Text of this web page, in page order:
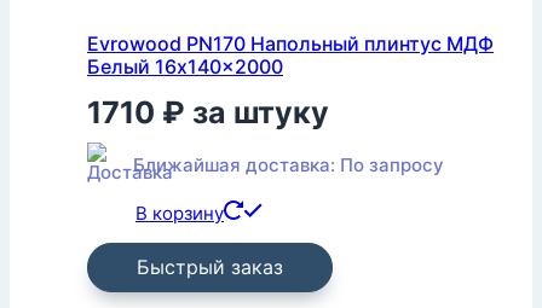
Evrowood PN170 Напольный плинтус МДФ
Белый 16x140x2000
1710 ₽ за штуку
Ближайшая доставка: По запросу
В корзину
Быстрый заказ